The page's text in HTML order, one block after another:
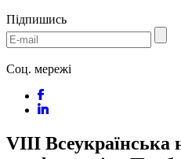
Підпишись
Соц. мережі
VIII Всеукраїнська